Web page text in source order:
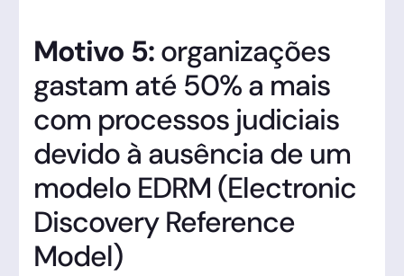
Motivo 5:organizações
gastam até 50% a mais
com processos judiciais
devido à ausência de um
modelo EDRM (Electronic
Discovery Reference
Model)